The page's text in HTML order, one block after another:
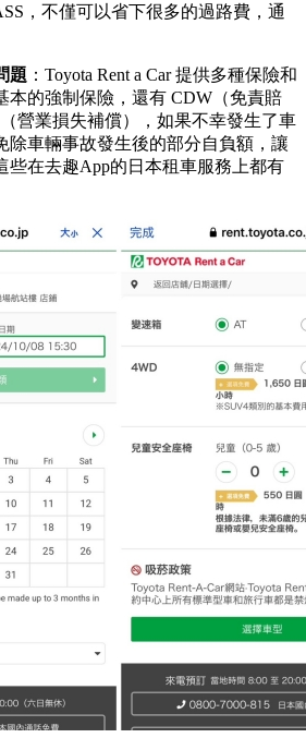
，不僅可以省下很多的過路費，通
題 ：Toyota Rent a Car 提供多種保險和
本的強制保險，還有 CDW（免責賠
營業損失補償），如果不幸發生了車
除車輛事故發生後的部分自負額，讓
些在去趣App的日本租車服務上都有